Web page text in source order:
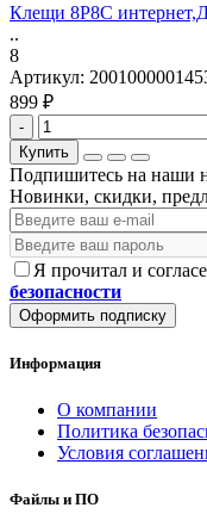
Клещи 8P8C
..
8
Артикул:
899 ₽
-
Купить
Подпишитесь на наши
Новинки, скидки,
Я прочитал и
безопасности
Оформить подписку
Информация
О компании
Политика
Условия
Файлы и ПО